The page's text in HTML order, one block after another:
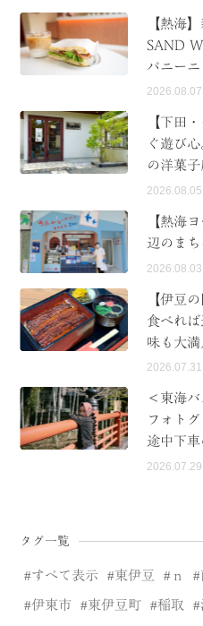
【熱海
SAND
パニー
2026.08.07
【下田
ぐ遊び
の洋菓子
2026.08.05
【熱海
辺のま
2026.08.03
【伊豆
食べれ
味も大
2026.07.31
＜東海
フォト
途中下
2026.07.29
タグ一覧
すべて表示 東伊豆 ｎ
伊東市 東伊豆町 稲取